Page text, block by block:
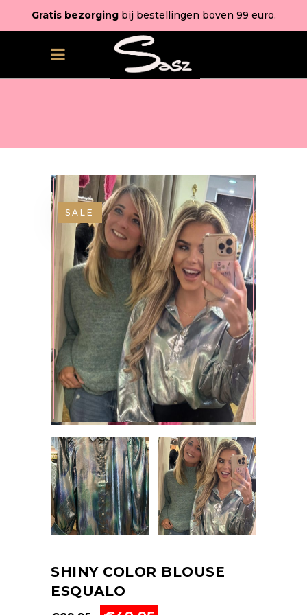
Gratis bezorgingbij bestellingen boven 99 euro.
SALE
SHINY COLOR BLOUSE
ESQUALO